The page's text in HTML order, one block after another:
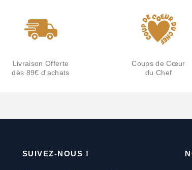
Livraison Offerte
dès 89€ d'achats
Coups de Cœur
du Chef
SUIVEZ-NOUS !